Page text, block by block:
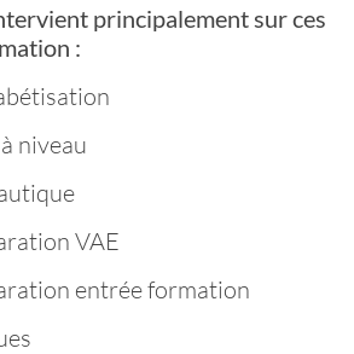
principalement sur ces
:
niveau
VAE
entrée formation